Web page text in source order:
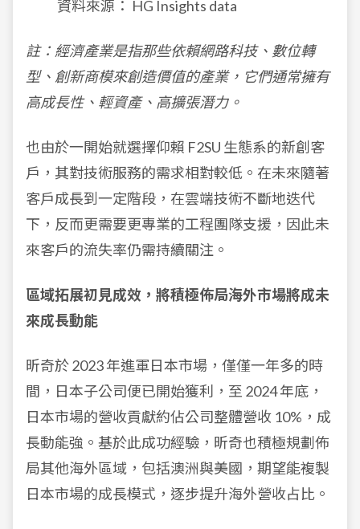
資料來源： HG Insights data
註：經濟產業是指那些依賴網路科技、數位轉
型、創新商模來創造價值的產業，它們通常擁有
高成長性、輕資產、高擴張潛力。
也由於一開始就選擇仰賴 F2SU 生態系的新創客
戶，其對技術服務的需求相對較低。在未來隨著
客戶成長到一定階段，在雲端技術不斷地迭代
下，反而更需要更專業的工程團隊支援，因此未
來客戶的流失率仍需持續關注。
區域拓展初見成效，將積極佈局海外市場將成未
來成長動能
昕奇於 2023 年進軍日本市場，僅僅一年多的時
間，日本子公司便已開始獲利，至 2024 年底，
日本市場的營收貢獻約佔公司整體營收 10%，成
長動能強。基於此成功經驗，昕奇也積極規劃佈
局其他海外區域，包括澳洲與美國，期望能複製
日本市場的成長模式，逐步提升海外營收占比。